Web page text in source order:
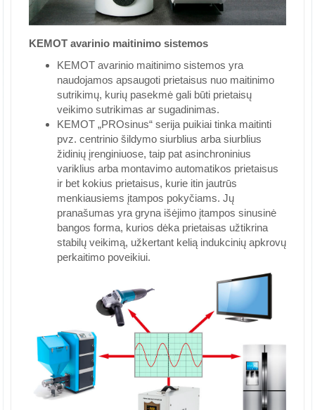
KEMOT avarinio maitinimo sistemos
KEMOT avarinio maitinimo sistemos yra
naudojamos apsaugoti prietaisus nuo maitinimo
sutrikimų, kurių pasekmė gali būti prietaisų
veikimo sutrikimas ar sugadinimas.
KEMOT „PROsinus“ serija puikiai tinka maitinti
pvz. centrinio šildymo siurblius arba siurblius
židinių įrenginiuose, taip pat asinchroninius
variklius arba montavimo automatikos prietaisus
ir bet kokius prietaisus, kurie itin jautrūs
menkiausiems įtampos pokyčiams. Jų
pranašumas yra gryna išėjimo įtampos sinusinė
bangos forma, kurios dėka prietaisas užtikrina
stabilų veikimą, užkertant kelią indukcinių apkrovų
perkaitimo poveikiui.